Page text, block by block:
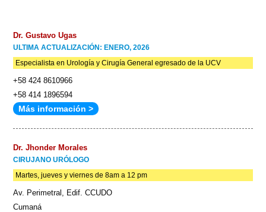
Dr. Gustavo Ugas
ULTIMA ACTUALIZACIÓN: ENERO, 2026
Especialista en Urología y Cirugía General egresado de la UCV
+58 424 8610966
+58 414 1896594
Más información >
Dr. Jhonder Morales
CIRUJANO URÓLOGO
Martes, jueves y viernes de 8am a 12 pm
Av. Perimetral, Edif. CCUDO
Cumaná